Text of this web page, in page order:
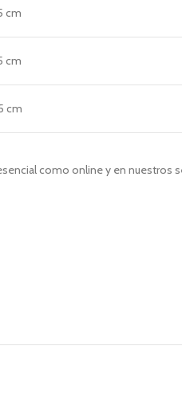
cm
cm
cm
como online y en nuestros